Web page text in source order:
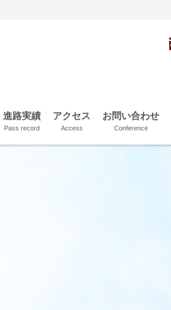
進路実績
Pass record
アクセス
Access
お問い合わせ
Conference